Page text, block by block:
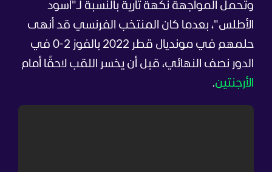
وتحمل المواجهة نكهة ثأرية بالنسبة لـ"أسود
الأطلس"، بعدما كان المنتخب الفرنسي قد أنهى
حلمهم في مونديال قطر 2022 بالفوز 2-0 في
الدور نصف النهائي، قبل أن يخسر اللقب لاحقًا أمام
الأرجنتين.